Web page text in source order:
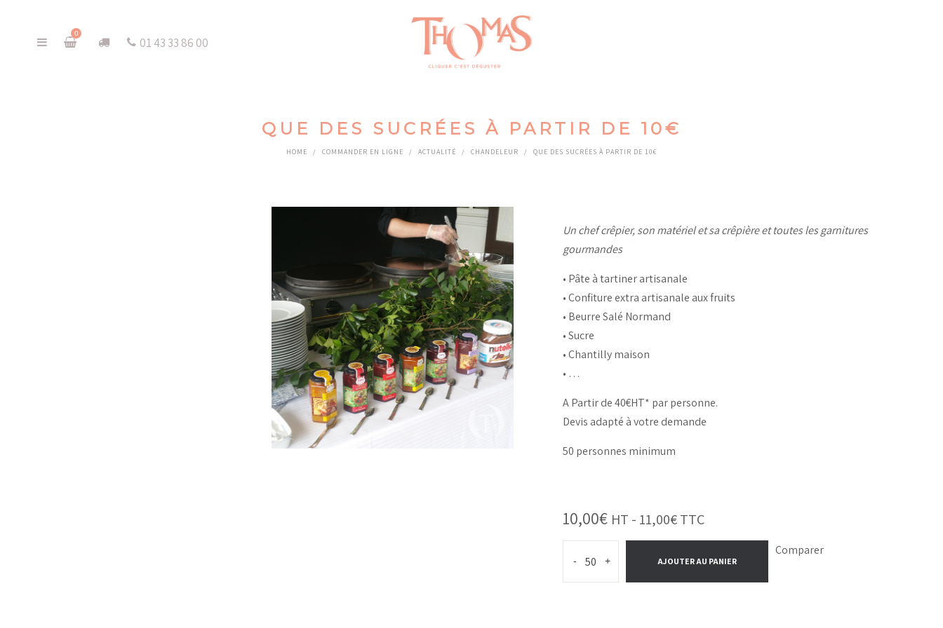
0
01 43 33 86 00
QUE DES SUCRÉES À PARTIR DE 10€
HOME / COMMANDER EN LIGNE / ACTUALITÉ / CHANDELEUR / QUE DES SUCRÉES À PARTIR DE 10€
Un chef crêpier, son matériel et sa crêpière et toutes les garnitures
gourmandes
• Pâte à tartiner artisanale
• Confiture extra artisanale aux fruits
• Beurre Salé Normand
• Sucre
• Chantilly maison
• …
A Partir de 40€HT* par personne.
Devis adapté à votre demande
50 personnes minimum
10,00€ HT - 11,00€TTC
- + AJOUTER AU PANIER
Comparer